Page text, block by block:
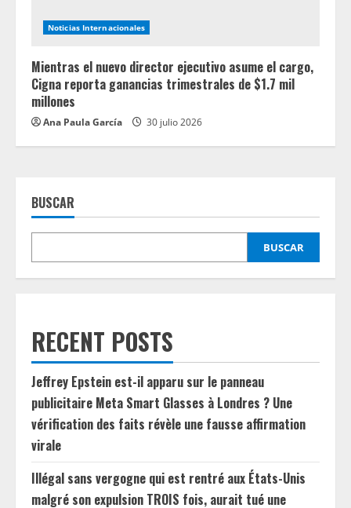
Noticias Internacionales
Mientras el nuevo director ejecutivo asume el cargo,
Cigna reporta ganancias trimestrales de $1.7 mil
millones
Ana Paula García 30 julio 2026
BUSCAR
BUSCAR
RECENT POSTS
Jeffrey Epstein est-il apparu sur le panneau
publicitaire Meta Smart Glasses à Londres ? Une
vérification des faits révèle une fausse affirmation
virale
Illégal sans vergogne qui est rentré aux États-Unis
malgré son expulsion TROIS fois, aurait tué une